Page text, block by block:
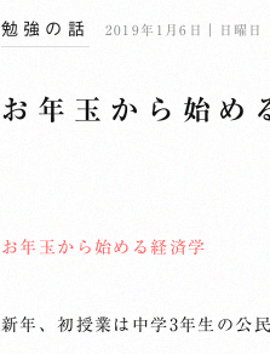
勉強の話 2019年1月6日｜日曜日
お年玉から始め
お年玉から始める経済学
新年、初授業は中学3年生の公